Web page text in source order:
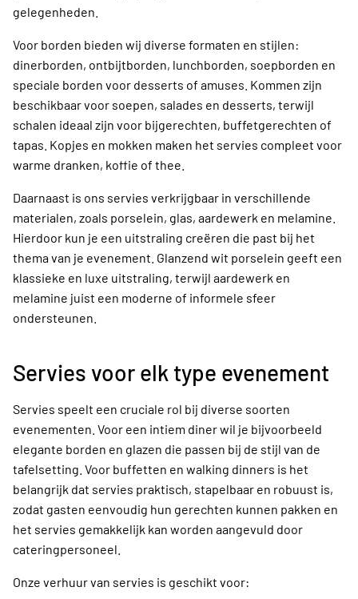
gelegenheden.
Voor borden bieden wij diverse formaten en stijlen:
dinerborden, ontbijtborden, lunchborden, soepborden en
speciale borden voor desserts of amuses. Kommen zijn
beschikbaar voor soepen, salades en desserts, terwijl
schalen ideaal zijn voor bijgerechten, buffetgerechten of
tapas. Kopjes en mokken maken het servies compleet voor
warme dranken, koffie of thee.
Daarnaast is ons servies verkrijgbaar in verschillende
materialen, zoals porselein, glas, aardewerk en melamine.
Hierdoor kun je een uitstraling creëren die past bij het
thema van je evenement. Glanzend wit porselein geeft een
klassieke en luxe uitstraling, terwijl aardewerk en
melamine juist een moderne of informele sfeer
ondersteunen.
Servies voor elk type evenement
Servies speelt een cruciale rol bij diverse soorten
evenementen. Voor een intiem diner wil je bijvoorbeeld
elegante borden en glazen die passen bij de stijl van de
tafelsetting. Voor buffetten en walking dinners is het
belangrijk dat servies praktisch, stapelbaar en robuust is,
zodat gasten eenvoudig hun gerechten kunnen pakken en
het servies gemakkelijk kan worden aangevuld door
cateringpersoneel.
Onze verhuur van servies is geschikt voor: